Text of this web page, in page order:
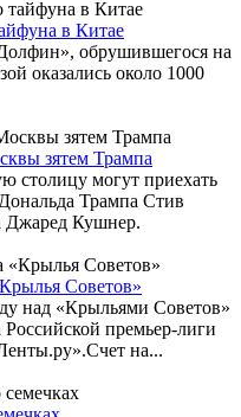
в Китае
обрушившегося на
оказались около 1000
зятем Трампа
столицу могут приехать
Трампа Стив
Джаред Кушнер.
Советов»
над «Крыльями Советов»
Российской премьер-лиги
на...